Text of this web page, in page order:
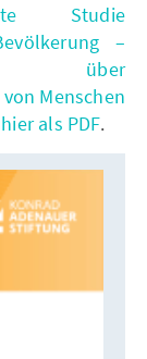
Studie
–
über
Menschen
als PDF.